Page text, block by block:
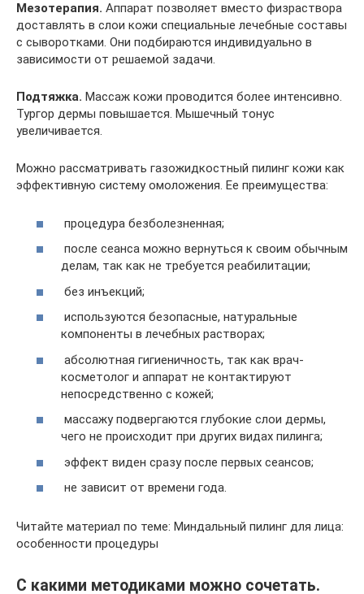
Мезотерапия. Аппарат позволяет вместо физраствора
доставлять в слои кожи специальные лечебные составы
с сыворотками. Они подбираются индивидуально в
зависимости от решаемой задачи.
Подтяжка. Массаж кожи проводится более интенсивно.
Тургор дермы повышается. Мышечный тонус
увеличивается.
Можно рассматривать газожидкостный пилинг кожи как
эффективную систему омоложения. Ее преимущества:
процедура безболезненная;
после сеанса можно вернуться к своим обычным
делам, так как не требуется реабилитации;
без инъекций;
используются безопасные, натуральные
компоненты в лечебных растворах;
абсолютная гигиеничность, так как врач-
косметолог и аппарат не контактируют
непосредственно с кожей;
массажу подвергаются глубокие слои дермы,
чего не происходит при других видах пилинга;
эффект виден сразу после первых сеансов;
не зависит от времени года.
Читайте материал по теме: Миндальный пилинг для лица:
особенности процедуры
С какими методиками можно сочетать.